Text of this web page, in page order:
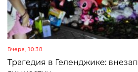
Вчера, 10:38
Трагедия в Геленджике: